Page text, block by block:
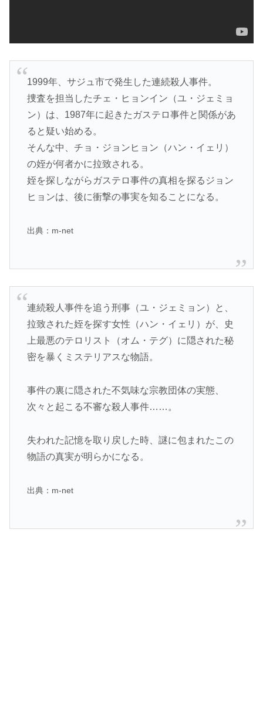
1999年、サジュ市で発生した連続殺人事件。
捜査を担当したチェ・ヒョンイン（ユ・ジェミョ
ン）は、1987年に起きたガステロ事件と関係があ
ると疑い始める。
そんな中、チョ・ジョンヒョン（ハン・イェリ）
の姪が何者かに拉致される。
姪を探しながらガステロ事件の真相を探るジョン
ヒョンは、後に衝撃の事実を知ることになる。
出典：m-net
連続殺人事件を追う刑事（ユ・ジェミョン）と、
拉致された姪を探す女性（ハン・イェリ）が、史
上最悪のテロリスト（オム・テグ）に隠された秘
密を暴くミステリアスな物語。
事件の裏に隠された不気味な宗教団体の実態、
次々と起こる不審な殺人事件……。
失われた記憶を取り戻した時、謎に包まれたこの
物語の真実が明らかになる。
出典：m-net